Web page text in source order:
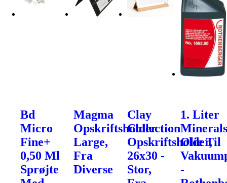
Bd
Micro
Fine+
0,50 Ml
Sprøjte
Magma
Opskriftsholder
Large,
Fra
Diverse
Clay
Collection
Opskriftsholder,
26x30 -
Stor,
1. Liter
Olie Til
-